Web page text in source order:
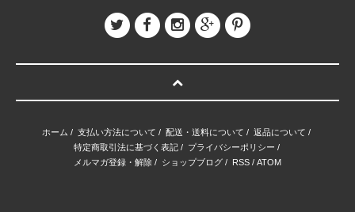
ホーム / 支払い方法について / 配送・送料について / 返品について /
特定商取引法に基づく表記/ プライバシーポリシー /
メルマガ登録・解除 / ショップブログ / RSS / ATOM